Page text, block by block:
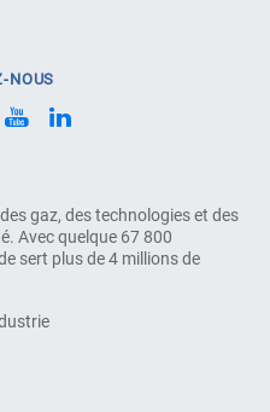
gaz, des technologies et des
Avec quelque 67 800
sert plus de 4 millions de
NOUS